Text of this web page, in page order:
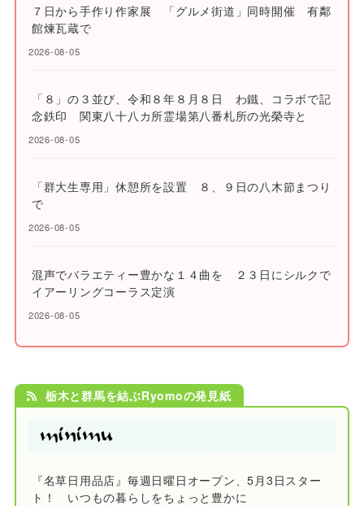
７日から手作り作家展 「グルメ街道」同時開催 有鄰
館煉瓦蔵で
2026-08-05
「８」の３並び、令和８年８月８日 わ鐵、コラボで記
念鉄印 関東八十八カ所霊場第八番札所の光榮寺と
2026-08-05
「群大生専用」休憩所を設置 ８、９日の八木節まつり
で
2026-08-05
混声でバラエティー豊かな１４曲を ２３日にシルクで
イアーリングコーラス定演
2026-08-05
栃木と群馬を結ぶRyomoの発見紙
『名草日用品店』毎週日曜日オープン、5月3日スター
ト！ いつもの暮らしをちょっと豊かに